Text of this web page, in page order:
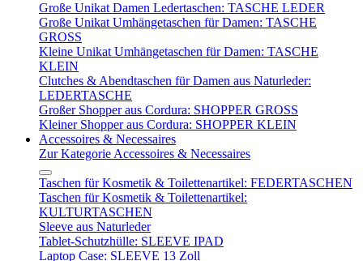
Große Unikat Damen Ledertaschen: TASCHE LEDER
Große Unikat Umhängetaschen für Damen: TASCHE
GROSS
Kleine Unikat Umhängetaschen für Damen: TASCHE
KLEIN
Clutches & Abendtaschen für Damen aus Naturleder:
LEDERTASCHE
Großer Shopper aus Cordura: SHOPPER GROSS
Kleiner Shopper aus Cordura: SHOPPER KLEIN
Accessoires & Necessaires
Zur Kategorie Accessoires & Necessaires
Taschen für Kosmetik & Toilettenartikel: FEDERTASCHEN
Taschen für Kosmetik & Toilettenartikel:
KULTURTASCHEN
Sleeve aus Naturleder
Tablet-Schutzhülle: SLEEVE IPAD
Laptop Case: SLEEVE 13 Zoll